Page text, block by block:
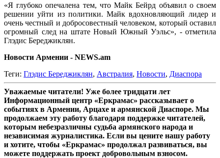
«Я глубоко опечалена тем, что Майк Бейрд объявил о своем
решении уйти из политики. Майк вдохновляющий лидер и
очень честный и добросовестный человеком, который оставил
огромный след на штате Новый Южный Уэльс», - отметила
Глэдис Береджиклян.
Новости Армении - NEWS.am
Теги: Глэдис Береджиклян, Австралия, Новости, Диаспора
Уважаемые читатели! Уже более тридцати лет
Информационный центр «Еркрамас» рассказывает о
событиях в Армении, Арцахе и армянской Диаспоре. Мы
продолжаем эту работу благодаря поддержке читателей,
которым небезразличны судьба армянского народа и
независимая журналистика. Если вы цените нашу работу
и хотите, чтобы «Еркрамас» продолжал развиваться, вы
можете поддержать проект добровольным взносом.